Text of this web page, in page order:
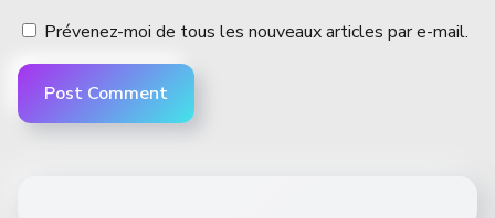
Prévenez-moi de tous les nouveaux articles par e-mail.